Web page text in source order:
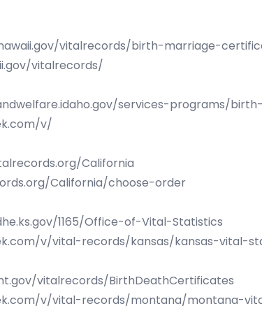
vitalrecords/birth-marriage-
vitalrecords/
services-programs/
v/
California
California/choose-order
1165/Office-of-Vital-Statistics
v/vital-records/kansas/kansas-vital-
vitalrecords/BirthDeathCertificates
v/vital-records/montana/montana-